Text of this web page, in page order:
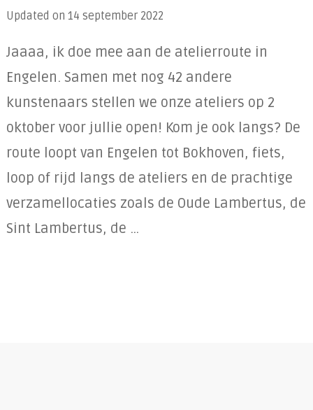
Updated on 14 september 2022
Jaaaa, ik doe mee aan de atelierroute in
Engelen. Samen met nog 42 andere
kunstenaars stellen we onze ateliers op 2
oktober voor jullie open! Kom je ook langs? De
route loopt van Engelen tot Bokhoven, fiets,
loop of rijd langs de ateliers en de prachtige
verzamellocaties zoals de Oude Lambertus, de
Sint Lambertus, de …